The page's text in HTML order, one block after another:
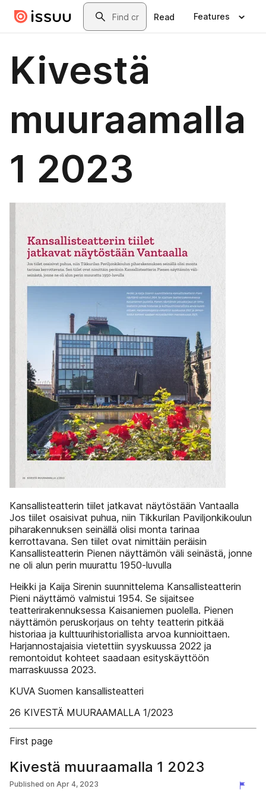
Skip to main contentSearch
Read Features
Kivestä
muuraamalla
1 2023
Kansallisteatterin tiilet jatkavat näytöstään Vantaalla
Jos tiilet osaisivat puhua, niin Tikkurilan Paviljonkikoulun
piharakennuksen seinällä olisi monta tarinaa
kerrottavana. Sen tiilet ovat nimittäin peräisin
Kansallisteatterin Pienen näyttämön väli­ seinästä, jonne
ne oli alun perin muurattu 1950-luvulla
Heikki ja Kaija Sirenin suunnittelema Kansallisteatterin
Pieni näyttämö valmistui 1954. Se sijaitsee
teatterirakennuksessa Kaisaniemen puolella. Pienen
näyttämön peruskorjaus on tehty teatterin pitkää
historiaa ja kulttuurihistoriallista arvoa kunnioittaen.
Harjannostajaisia vietettiin syyskuussa 2022 ja
remontoidut kohteet saadaan esityskäyttöön
marraskuussa 2023.
KUVA Suomen kansallisteatteri
26 KIVESTÄ MUURAAMALLA 1/2023
First page
Kivestä muuraamalla 1 2023
Published on Apr 4, 2023